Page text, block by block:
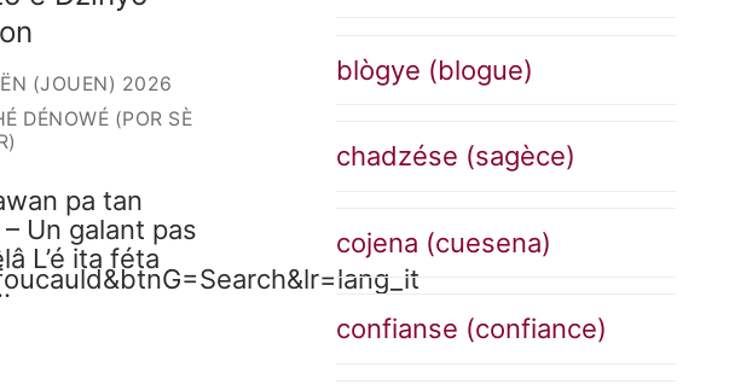
(JOUEN) 2026
DÉNOWÉ (POR SÈ
pa tan
Un galant pas
L’é ita féta
blògye (blogue)
chadzése (sagèce)
cojena (cuesena)
confianse (confiance)